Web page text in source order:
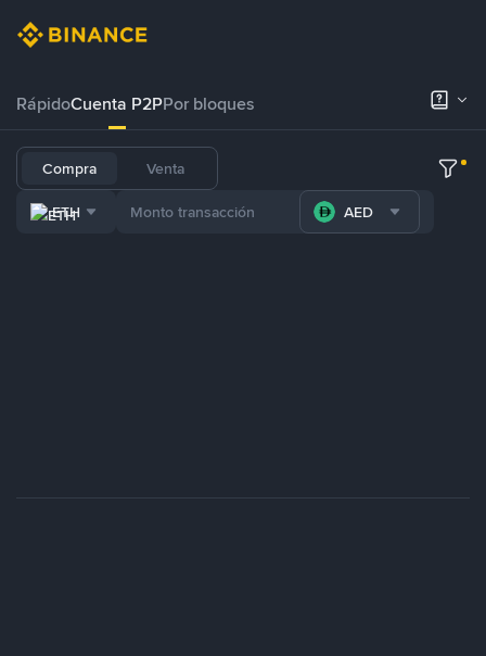
RápidoCuenta P2PPor bloques
Compra Venta
ETH AED